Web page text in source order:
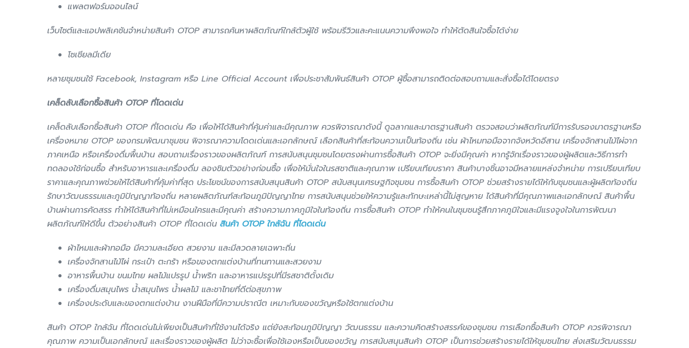
แพลตฟอร์มออนไลน์
เว็บไซต์และแอปพลิเคชันจำหน่ายสินค้า OTOP สามารถค้นหาผลิตภัณฑ์ใกล้ตัวผู้ใช้ พร้อมรีวิวและคะแนนความพึงพอใจ ทำให้ตัดสินใจซื้อได้ง่าย
โซเชียลมีเดีย
หลายชุมชนใช้ Facebook, Instagram หรือ Line Official Account เพื่อประชาสัมพันธ์สินค้า OTOP ผู้ซื้อสามารถติดต่อสอบถามและสั่งซื้อได้โดยตรง
เคล็ดลับเลือกซื้อสินค้า OTOP ที่โดดเด่น
เคล็ดลับเลือกซื้อสินค้า OTOP ที่โดดเด่น คือ เพื่อให้ได้สินค้าที่คุ้มค่าและมีคุณภาพ ควรพิจารณาดังนี้ ดูฉลากและมาตรฐานสินค้า ตรวจสอบว่าผลิตภัณฑ์มีการรับรองมาตรฐานหรือ
เครื่องหมาย OTOP ของกรมพัฒนาชุมชน พิจารณาความโดดเด่นและเอกลักษณ์ เลือกสินค้าที่สะท้อนความเป็นท้องถิ่น เช่น ผ้าไหมทอมือจากจังหวัดอีสาน เครื่องจักสานไม้ไผ่จาก
ภาคเหนือ หรือเครื่องดื่มพื้นบ้าน สอบถามเรื่องราวของผลิตภัณฑ์ การสนับสนุนชุมชนโดยตรงผ่านการซื้อสินค้า OTOP จะยิ่งมีคุณค่า หากรู้จักเรื่องราวของผู้ผลิตและวิธีการทำ
ทดลองใช้ก่อนซื้อ สำหรับอาหารและเครื่องดื่ม ลองชิมตัวอย่างก่อนซื้อ เพื่อให้มั่นใจในรสชาติและคุณภาพ เปรียบเทียบราคา สินค้าบางชิ้นอาจมีหลายแหล่งจำหน่าย การเปรียบเทียบ
ราคาและคุณภาพช่วยให้ได้สินค้าที่คุ้มค่าที่สุด ประโยชน์ของการสนับสนุนสินค้า OTOP สนับสนุนเศรษฐกิจชุมชน การซื้อสินค้า OTOP ช่วยสร้างรายได้ให้กับชุมชนและผู้ผลิตท้องถิ่น
รักษาวัฒนธรรมและภูมิปัญญาท้องถิ่น หลายผลิตภัณฑ์สะท้อนภูมิปัญญาไทย การสนับสนุนช่วยให้ความรู้และทักษะเหล่านี้ไม่สูญหาย ได้สินค้าที่มีคุณภาพและเอกลักษณ์ สินค้าพื้น
บ้านผ่านการคัดสรร ทำให้ได้สินค้าที่ไม่เหมือนใครและมีคุณค่า สร้างความภาคภูมิใจในท้องถิ่น การซื้อสินค้า OTOP ทำให้คนในชุมชนรู้สึกภาคภูมิใจและมีแรงจูงใจในการพัฒนา
ผลิตภัณฑ์ให้ดีขึ้น ตัวอย่างสินค้า OTOP ที่โดดเด่น สินค้า OTOP ใกล้ฉัน ที่โดดเด่น
ผ้าไหมและผ้าทอมือ มีความละเอียด สวยงาม และมีลวดลายเฉพาะถิ่น
เครื่องจักสานไม้ไผ่ กระเป๋า ตะกร้า หรือของตกแต่งบ้านที่ทนทานและสวยงาม
อาหารพื้นบ้าน ขนมไทย ผลไม้แปรรูป น้ำพริก และอาหารแปรรูปที่มีรสชาติดั้งเดิม
เครื่องดื่มสมุนไพร น้ำสมุนไพร น้ำผลไม้ และชาไทยที่ดีต่อสุขภาพ
เครื่องประดับและของตกแต่งบ้าน งานฝีมือที่มีความปราณีต เหมาะกับของขวัญหรือใช้ตกแต่งบ้าน
สินค้า OTOP ใกล้ฉัน ที่โดดเด่นไม่เพียงเป็นสินค้าที่ใช้งานได้จริง แต่ยังสะท้อนภูมิปัญญา วัฒนธรรม และความคิดสร้างสรรค์ของชุมชน การเลือกซื้อสินค้า OTOP ควรพิจารณา
คุณภาพ ความเป็นเอกลักษณ์ และเรื่องราวของผู้ผลิต ไม่ว่าจะซื้อเพื่อใช้เองหรือเป็นของขวัญ การสนับสนุนสินค้า OTOP เป็นการช่วยสร้างรายได้ให้ชุมชนไทย ส่งเสริมวัฒนธรรม